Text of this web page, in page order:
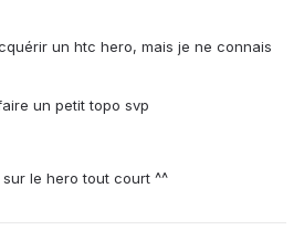
un htc hero, mais je ne connais
un petit topo svp
le hero tout court ^^